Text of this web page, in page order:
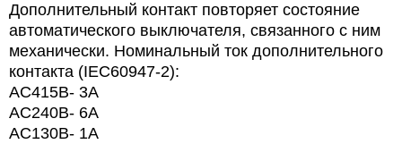
Дополнительный контакт повторяет состояние
автоматического выключателя, связанного с ним
механически. Номинальный ток дополнительного
контакта (IEC60947-2):
AC415В- 3A
AC240В- 6A
AC130В- 1A